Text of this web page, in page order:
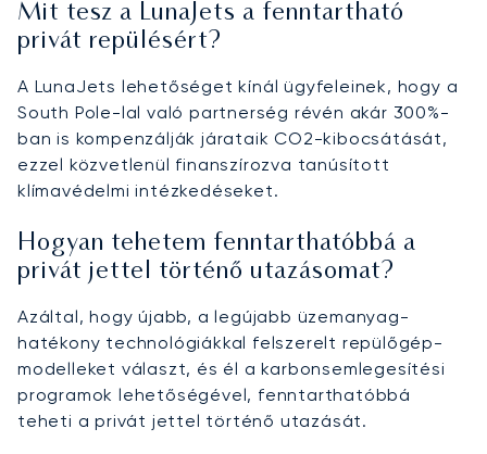
Mit tesz a LunaJets a fenntartható
privát repülésért?
A LunaJets lehetőséget kínál ügyfeleinek, hogy a
South Pole-lal való partnerség révén akár 300%-
ban is kompenzálják járataik CO2-kibocsátását,
ezzel közvetlenül finanszírozva tanúsított
klímavédelmi intézkedéseket.
Hogyan tehetem fenntarthatóbbá a
privát jettel történő utazásomat?
Azáltal, hogy újabb, a legújabb üzemanyag-
hatékony technológiákkal felszerelt repülőgép-
modelleket választ, és él a karbonsemlegesítési
programok lehetőségével, fenntarthatóbbá
teheti a privát jettel történő utazását.